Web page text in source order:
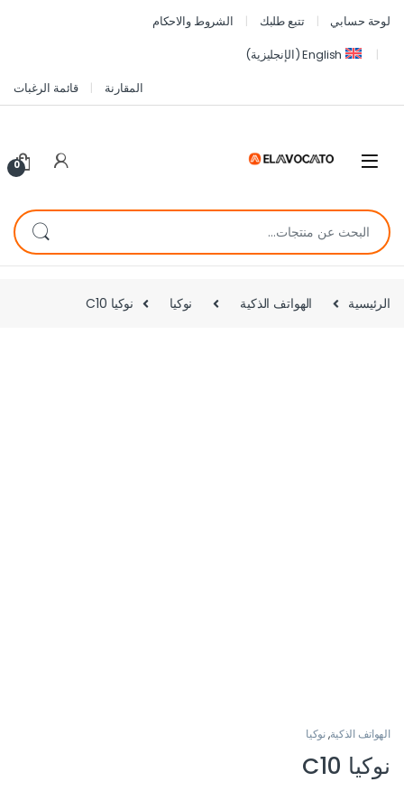
لوحة حسابي تتبع طلبك
الشروط والاحكام
English
(الإنجليزية)
المقارنة
قائمة الرغبات
0
الرئيسية الهواتف الذكية نوكيا نوكيا C10
الهواتف الذكية,نوكيا
نوكيا C10